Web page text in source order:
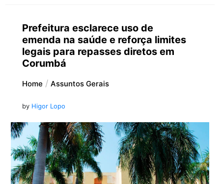
Prefeitura esclarece uso de
emenda na saúde e reforça limites
legais para repasses diretos em
Corumbá
Home Assuntos Gerais
by Higor Lopo